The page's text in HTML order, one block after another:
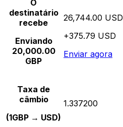
O
destinatário
recebe
Enviando
20,000.00
GBP
26,744.00 USD
+375.79 USD
Enviar agora
Taxa de
câmbio
(1GBP → USD)
1.337200